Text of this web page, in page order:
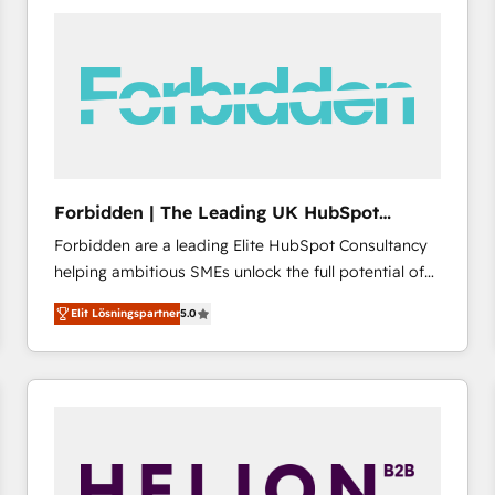
we turn complexity into clarity, human at global
scale. 🏆 HubSpot’s CEO called us “the partner of the
future.” Others agree it is proof of trust built through
Forbidden | The Leading UK HubSpot
Consultancy
Forbidden are a leading Elite HubSpot Consultancy
helping ambitious SMEs unlock the full potential of
HubSpot. Too many businesses invest in HubSpot
but never see the ROI they expected due to poor
adoption, messy data, and disconnected teams
getting in the way. That’s where we come in. We
services include: - Choosing the right HubSpot
Elit Lösningspartner5.0